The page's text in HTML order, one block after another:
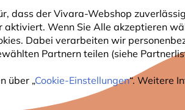
dass der Vivara-Webshop
aktiviert. Wenn Sie Alle akzeptieren
Dabei verarbeiten wir
Partnern teilen (siehe
über „Cookie-Einstellungen“. Weitere
NATURBEOBACHTUNG